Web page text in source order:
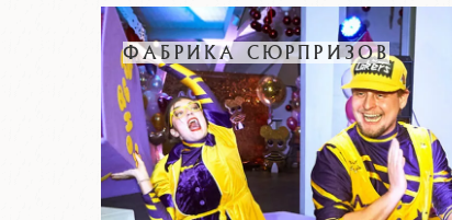
ФАБРИКА СЮРПРИЗОВ